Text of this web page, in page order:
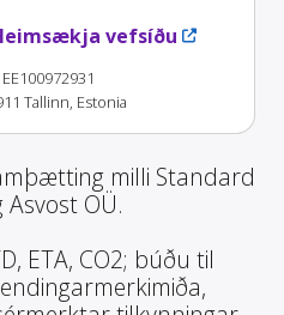
vefsíðu
EE100972931
Tallinn, Estonia
milli Standard
Asvost OÜ.
ETA, CO2; búðu til